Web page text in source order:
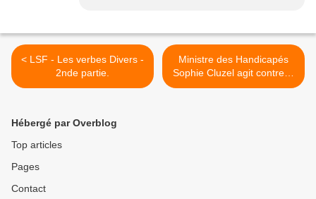
< LSF - Les verbes Divers -
2nde partie.
Ministre des Handicapés
Sophie Cluzel agit contre le
handicap. >
Hébergé par Overblog
Top articles
Pages
Contact